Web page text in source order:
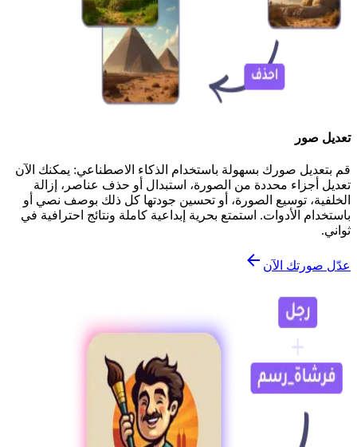
تعديل صور
قم بتعديل صورك بسهولة باستخدام الذكاء الاصطناعي: يمكنك الآن
تعديل أجزاء محددة من الصورة، استبدال أو حذف عناصر، إزالة
الخلفية، توسيع الصورة، أو تحسين جودتها كل ذلك بوصف نصي أو
باستخدام الأدوات. استمتع بحرية إبداعية كاملة ونتائج احترافية في
ثواني.
عدّل صورتك الآن